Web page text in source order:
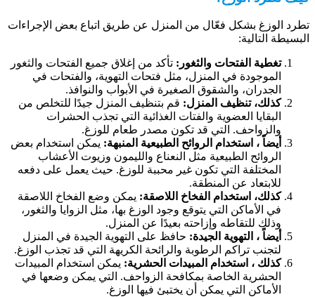
الوزغ بشكل فعّال من المنزل عن طريق اتباع بعض الإجراءات
التالية:
تغطية الفتحات والثغور: تأكد من إغلاق جميع الفتحات والثغور
الموجودة في المنزل، مثل فتحات التهوية، والفتحات في
الجدران، والشقوق الصغيرة في الأبواب والنوافذ.
كذلك، تنظيف المنزل: قم بتنظيف المنزل جيدًا للتخلص من
البقايا العضوية والفتات الغذائية التي تجذب الحشرات
والزواحف. التي قد تكون مصدر طعام للوزغ.
أيضاً ، استخدام الروائح الطبيعية المنبهة:يمكن استخدام بعض
الروائح الطبيعية مثل النعناع والليمون وزيوت الأعشاب
المختلفة التي تكون غير محببة للوزغ. حيث يعمل على دفعه
للابتعاد عن المنطقة.
كذلك، استخدام الفخاخ اللاصقة:يمكن وضع الفخاخ اللاصقة
في الأماكن التي يتوقع وجود الوزغ بها، مثل الزوايا والثغور،
وذلك للتقاطه وإزاحته بعيدًا عن المنزل.
أيضاً ، التهوية الجيدة:حافظ على التهوية الجيدة في المنزل
لتجنب تراكم الرطوبة والرائحة الكريهة التي قد تجذب الوزغ.
كذلك ، استخدام المبيدات الحشرية:يمكن استخدام المبيدات
الحشرية الخاصة بمكافحة الزواحف. التي يمكن وضعها في
الأماكن التي يمكن أن يختبئ فيها الوزغ.